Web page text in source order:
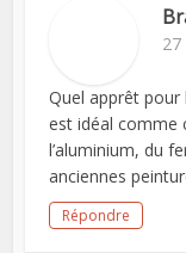
Quel apprêt pour
est idéal comme
l’aluminium, du
anciennes
Répondre